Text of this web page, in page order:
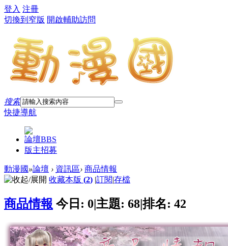
登入 注冊
切換到窄版 開啟輔助訪問
搜索
快捷導航
論壇BBS
版主招募
動漫國»論壇 › 資訊區› 商品情報
收藏本版 (2) |訂閱|存檔
商品情報 今日: 0|主題: 68|排名: 42